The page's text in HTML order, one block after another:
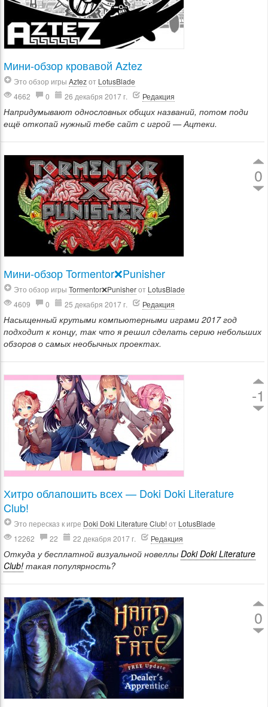
Мини-обзор кровавой Aztez
Это обзор игры Aztezот LotusBlade
4662
0 26 декабря 2017 г. Редакция
Напридумывают однословных общих названий, потом поди
ещё откопай нужный тебе сайт с игрой — Ацтеки.
0
Мини-обзор Tormentor❌Punisher
Это обзор игры Tormentor❌Punisherот LotusBlade
4609
0 25 декабря 2017 г. Редакция
Насыщенный крутыми компьютерными играми 2017 год
подходит к концу, так что я решил сделать серию небольших
обзоров о самых необычных проектах.
-1
Хитро облапошить всех — Doki Doki Literature
Club!
Это пересказ к игре Doki Doki Literature Club!от LotusBlade
12262
22 22 декабря 2017 г. Редакция
Откуда у бесплатной визуальной новеллы Doki Doki Literature
Club! такая популярность?
0